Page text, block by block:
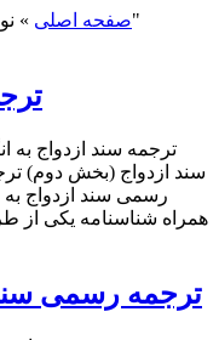
صفحه اصلی »
نوشته هایی با کلیدواژه "ترجمه سند ازدواج"
ترجمه سند ازدواج به
سند ازدواج (بخش دوم)
رسمی سند ازدواج
همراه شناسنامه یکی از
ترجمه رسمی سند